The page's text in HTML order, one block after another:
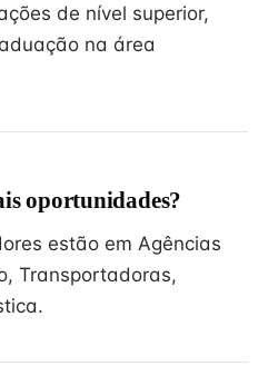
de nível superior,
na área
oportunidades?
estão em Agências
Transportadoras,